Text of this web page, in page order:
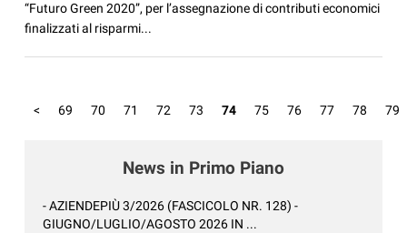
“Futuro Green 2020”, per l’assegnazione di contributi economici
finalizzati al risparmi...
< 69 70 71 72 73 74 75 76 77 78 79
News in Primo Piano
- AZIENDEPIÙ 3/2026 (FASCICOLO NR. 128) -
GIUGNO/LUGLIO/AGOSTO 2026 IN ...